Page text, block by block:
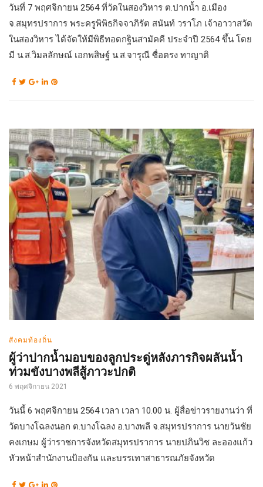
วันที่ 7 พฤศจิกายน 2564 ที่วัดในสองวิหาร ต.ปากน้ำ อ.เมือง
จ.สมุทรปราการ พระครูพิพิธกิจจาภิรัต สนันท์ วราโภ เจ้าอาวาสวัด
ในสองวิหาร ได้จัดให้มีพิธีทอดกฐินสามัคคี ประจำปี 2564 ขึ้น โดย
มี น.ส.วิมลลักษณ์ เอกพสิษฐ์ น.ส.จารุณี ซื่อตรง ทาญาติ
สังคมท้องถิ่น
ผู้ว่าปากน้ำมอบของลูกประดู่หลังภารกิจผลันน้ำ
ท่วมขังบางพลีสู้ภาวะปกติ
6 พฤศจิกายน 2021
วันนี้ 6 พฤศจิกายน 2564 เวลา เวลา 10.00 น. ผู้สื่อข่าวรายงานว่า ที่
วัดบางโฉลงนอก ต.บางโฉลง อ.บางพลี จ.สมุทรปราการ นายวันชัย
คงเกษม ผู้ว่าราชการจังหวัดสมุทรปราการ นายปภินวิช ละอองแก้ว
หัวหน้าสำนักงานป้องกัน และบรรเทาสาธารณภัยจังหวัด